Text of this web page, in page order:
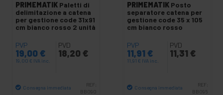
PRIMEMATIK Paletti di
delimitazione a catena
per gestione code 31x91
cm bianco rosso 2 unità
PVP
19,00 €
19,00 € IVA inc.
PVD
18,20 €
Consegna immediata
REF:
BB090
PRIMEMATIK Posto
separatore catena per
gestione code 35 x 105
cm bianco rosso
PVP
11,91 €
11,91 € IVA inc.
PVD
11,31 €
Consegna immediata
REF:
BB095